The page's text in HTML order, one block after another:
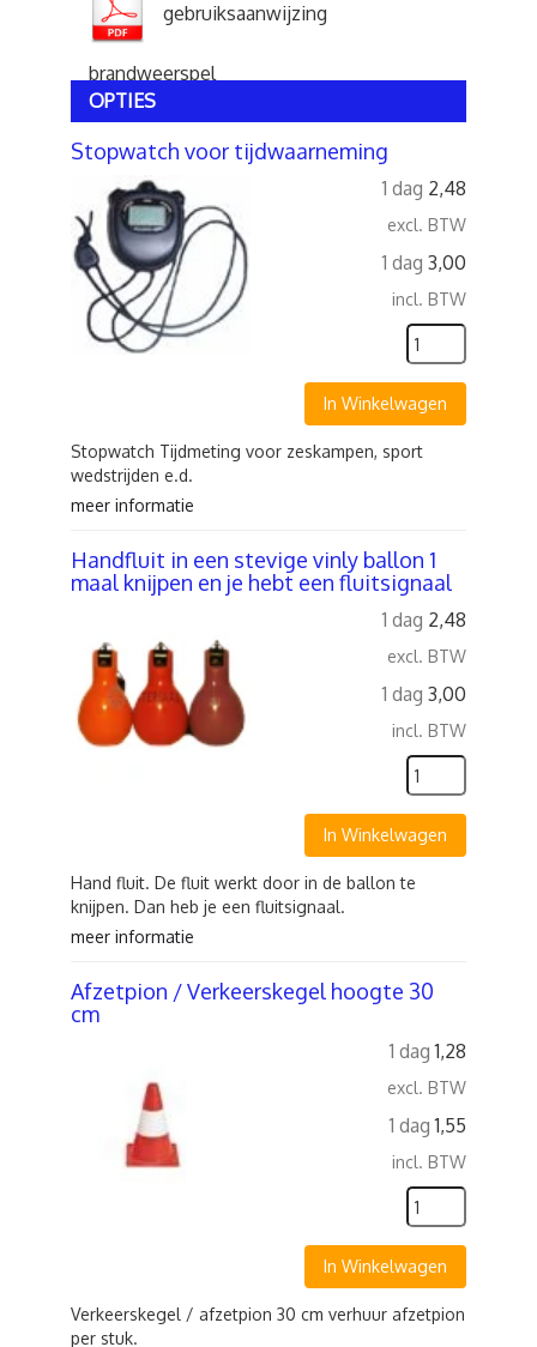
gebruiksaanwijzing
brandweerspel
OPTIES
Stopwatch voor tijdwaarneming
1 dag 2,48
excl. BTW
1 dag 3,00
incl. BTW
In Winkelwagen
Stopwatch Tijdmeting voor zeskampen, sport
wedstrijden e.d.
meer informatie
Handfluit in een stevige vinly ballon 1
maal knijpen en je hebt een fluitsignaal
1 dag 2,48
excl. BTW
1 dag 3,00
incl. BTW
In Winkelwagen
Hand fluit. De fluit werkt door in de ballon te
knijpen. Dan heb je een fluitsignaal.
meer informatie
Afzetpion / Verkeerskegel hoogte 30
cm
1 dag 1,28
excl. BTW
1 dag 1,55
incl. BTW
In Winkelwagen
Verkeerskegel / afzetpion 30 cm verhuur afzetpion
per stuk.